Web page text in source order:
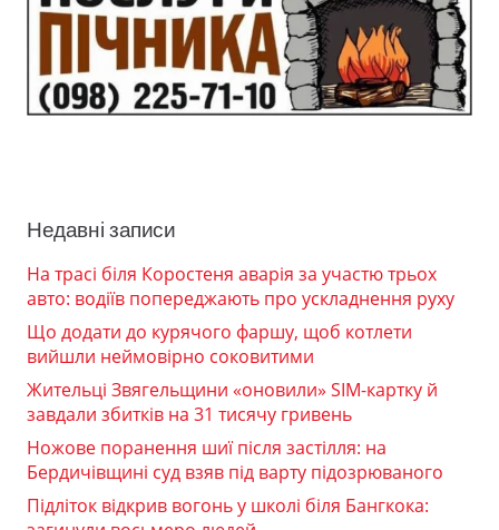
Недавні записи
На трасі біля Коростеня аварія за участю трьох
авто: водіїв попереджають про ускладнення руху
Що додати до курячого фаршу, щоб котлети
вийшли неймовірно соковитими
Жительці Звягельщини «оновили» SIM-картку й
завдали збитків на 31 тисячу гривень
Ножове поранення шиї після застілля: на
Бердичівщині суд взяв під варту підозрюваного
Підліток відкрив вогонь у школі біля Бангкока: